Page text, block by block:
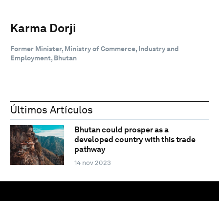
Karma Dorji
Former Minister, Ministry of Commerce, Industry and
Employment, Bhutan
Últimos Artículos
Bhutan could prosper as a
developed country with this trade
pathway
14 nov 2023